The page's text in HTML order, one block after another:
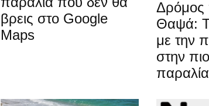
βρεις στο Google
Maps
Δρόμος
Θαψά:
με την
στην